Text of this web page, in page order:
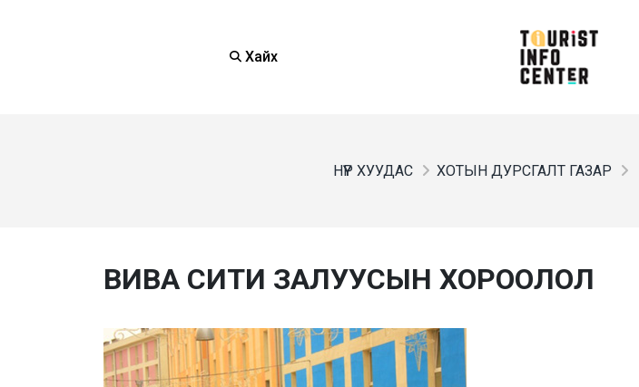
Хайх
НҮҮР ХУУДАС ХОТЫН ДУРСГАЛТ ГАЗАР
ВИВА СИТИ ЗАЛУУСЫН ХОРООЛОЛ